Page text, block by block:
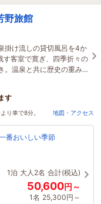
野旅館
掛け流しの貸切風呂を4か
客室で寛ぎ、四季折々の
。温泉と共に歴史の重み
をお過ごしください。
す
り車で8分。 地図・アクセス
番おいしい季節
1泊 大人2名 合計(税込)
50,600円～
1名 25,300円～